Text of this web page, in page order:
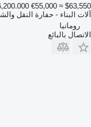
€55,000 ≈ $63,550
آلات البناء - حفارة النقل
رومانيا
الاتصال بالبائع